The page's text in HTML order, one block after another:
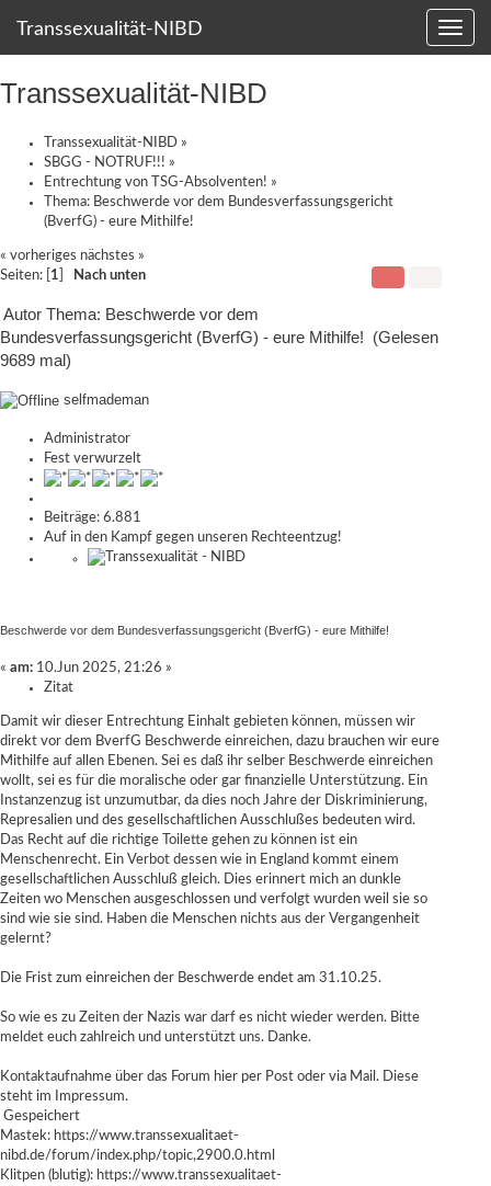
Transsexualität-NIBD
Transsexualität-NIBD
Transsexualität-NIBD »
SBGG - NOTRUF!!! »
Entrechtung von TSG-Absolventen! »
Thema: Beschwerde vor dem Bundesverfassungsgericht
(BverfG) - eure Mithilfe!
« vorheriges nächstes »
Seiten: [ 1 Nach unten
Autor Thema: Beschwerde vor dem
Bundesverfassungsgericht (BverfG) - eure Mithilfe! (Gelesen
9689 mal)
selfmademan
Administrator
Fest verwurzelt
Beiträge: 6.881
Auf in den Kampf gegen unseren Rechteentzug!
Beschwerde vor dem Bundesverfassungsgericht (BverfG) - eure Mithilfe!
« am: 10.Jun 2025, 21:26 »
Zitat
Damit wir dieser Entrechtung Einhalt gebieten können, müssen wir
direkt vor dem BverfG Beschwerde einreichen, dazu brauchen wir eure
Mithilfe auf allen Ebenen. Sei es daß ihr selber Beschwerde einreichen
wollt, sei es für die moralische oder gar finanzielle Unterstützung. Ein
Instanzenzug ist unzumutbar, da dies noch Jahre der Diskriminierung,
Represalien und des gesellschaftlichen Ausschlußes bedeuten wird.
Das Recht auf die richtige Toilette gehen zu können ist ein
Menschenrecht. Ein Verbot dessen wie in England kommt einem
gesellschaftlichen Ausschluß gleich. Dies erinnert mich an dunkle
Zeiten wo Menschen ausgeschlossen und verfolgt wurden weil sie so
sind wie sie sind. Haben die Menschen nichts aus der Vergangenheit
gelernt?
Die Frist zum einreichen der Beschwerde endet am 31.10.25.
So wie es zu Zeiten der Nazis war darf es nicht wieder werden. Bitte
meldet euch zahlreich und unterstützt uns. Danke.
Kontaktaufnahme über das Forum hier per Post oder via Mail. Diese
steht im Impressum.
Gespeichert
Mastek: https://www.transsexualitaet-
nibd.de/forum/index.php/topic,2900.0.html
Klitpen (blutig): https://www.transsexualitaet-